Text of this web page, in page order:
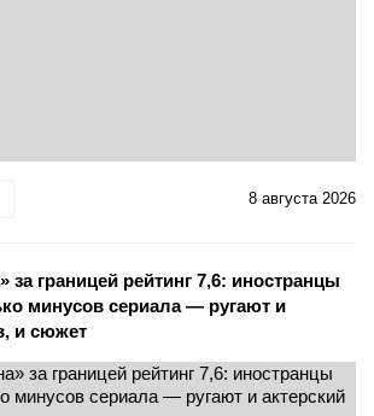
8 августа 2026
за границей рейтинг 7,6: иностранцы
минусов сериала — ругают и
и сюжет